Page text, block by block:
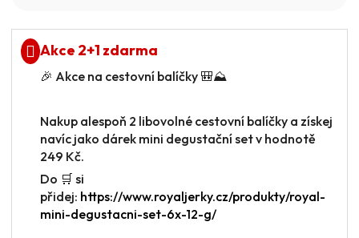
Akce 2+1 zdarma
🎉 Akce na cestovní balíčky 🎒⛰️
Nakup alespoň 2 libovolné cestovní balíčky a získej
navíc jako dárek mini degustační set v hodnotě
249 Kč.
Do 🛒 si
přidej: https://www.royaljerky.cz/produkty/royal-
mini-degustacni-set-6x-12-g/